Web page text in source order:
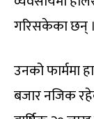
गरिसकेका छन् ।
उनको फार्ममा
बजार नजिक